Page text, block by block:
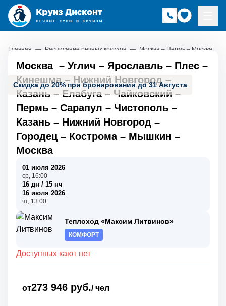
Главная — Расписание речных круизов — Москва – Пермь – Москва
Скидка до 20% при бронировании до 31 Августа
Москва – Углич – Ярославль – Плес –
Кинешма– Нижний Новгород –
Казань – Елабуга– Чайковский –
Пермь – Сарапул – Чистополь –
Казань – Нижний Новгород –
Городец– Кострома– Мышкин –
Москва
01 июля 2026
ср, 16:00
16 дн / 15 нч
16 июля 2026
чт, 13:00
Теплоход «Максим Литвинов»
КОМФОРТ
Доступных кают нет
от273 946 руб./ чел